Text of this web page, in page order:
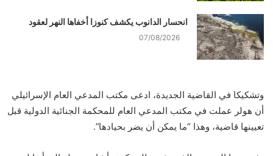
انحسار الدانوب يكشف كنوزا أخفاها النهر لعقود
07/08/2026
وتشكيكا في القاضية الجديدة، ادعى مكتب المدعي العام الإسرائيلي
أن هولر عملت في مكتب المدعي العام للمحكمة الجنائية الدولية قبل
تعيينها قاضية، وهذا “ما يمكن أن يضر بحيادها”.